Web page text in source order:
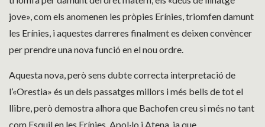
jove», com els anomenen les pròpies Erínies, triomfen damunt
les Erínies, i aquestes darreres finalment es deixen convèncer
per prendre una nova funció en el nou ordre.
Aquesta nova, però sens dubte correcta interpretació de
l’«Orestia» és un dels passatges millors i més bells de tot el
llibre, però demostra alhora que Bachofen creu si més no tant
com Esquil en les Erínies, Apol·lo i Atena, ja que,